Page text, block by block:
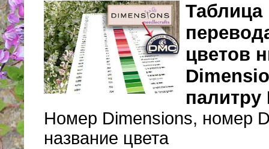
Таблица
цветов
палитру
Номер Dimensions, номер
название цвета